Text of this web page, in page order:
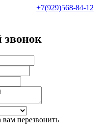
+7(929)568-84-12
звонок
вам перезвонить